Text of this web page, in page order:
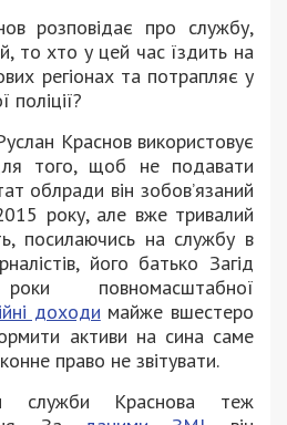
розповідає про службу,
то хто у цей час їздить на
регіонах та потрапляє у
поліції?
Краснов використовує
того, щоб не подавати
облради він зобов’язаний
року, але вже тривалий
посилаючись на службу в
його батько Загід
повномасштабної
доходи майже вшестеро
активи на сина саме
право не звітувати.
служби Краснова теж